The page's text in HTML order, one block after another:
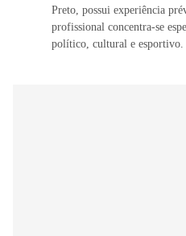
Preto, possui experiência
profissional concentra-se
político, cultural e esportivo.